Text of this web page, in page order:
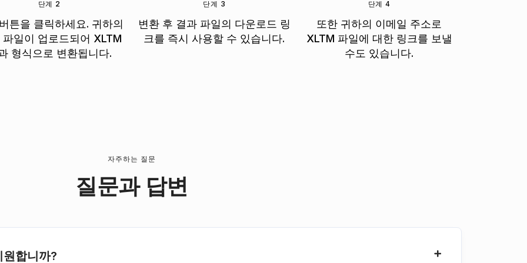
단계 2
튼을 클릭하세요. 귀하의
파일이 업로드되어 XLTM
형식으로 변환됩니다.
단계 3
변환 후 결과 파일의 다운로드 링
크를 즉시 사용할 수 있습니다.
단계 4
또한 귀하의 이메일 주소로
XLTM 파일에 대한 링크를 보낼
수도 있습니다.
자주하는 질문
질문과 답변
합니까?